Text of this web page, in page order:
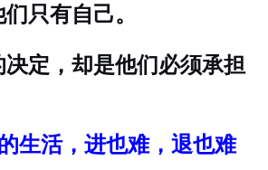
只有自己。
定，却是他们必须承担
生活，进也难，退也难